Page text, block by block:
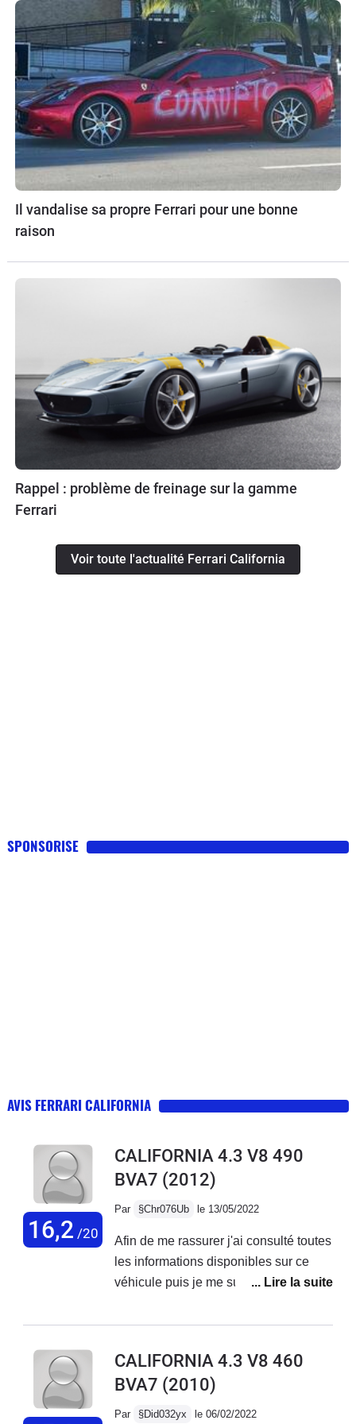
Il vandalise sa propre Ferrari pour une bonne
raison
Rappel : problème de freinage sur la gamme
Ferrari
Voir toute l'actualité Ferrari California
SPONSORISE
AVIS FERRARI CALIFORNIA
16,2 /20
CALIFORNIA 4.3 V8 490
BVA7 (2012)
Par §Chr076Ub le 13/05/2022
Afin de me rassurer j'ai consulté toutes
les informations disponibles sur ce
véhicule puis je me suis lancé.J'ai
California +30 (soit le modèle 490) en
avec moins de 71000km au compteur,
toujours entretenu chez Ferrari et avec
CALIFORNIA 4.3 V8 460
BVA7 (2010)
Par §Did032yx le 06/02/2022